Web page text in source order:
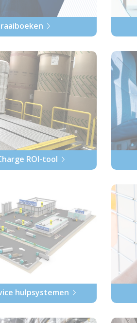
ROI-tool
hulpsystemen